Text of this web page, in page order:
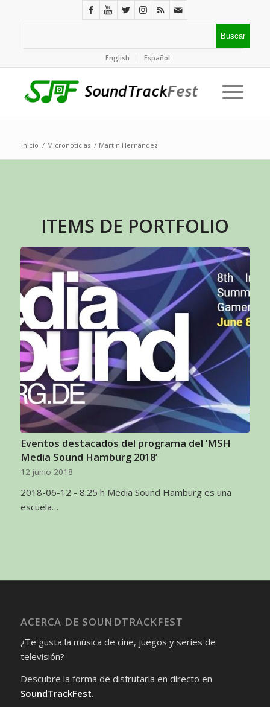
English Español
Inicio / Micronoticias / Martin Hernández
ITEMS DE PORTFOLIO
Eventos destacados del programa del ‘MSH
Media Sound Hamburg 2018’
12 junio 2018
2018-06-12 - 8:25 h Media Sound Hamburg es una
escuela…
ACERCA DE SOUNDTRACKFEST
¿Te gusta la música de cine, juegos y series de
televisión?
Descubre la forma de disfrutarla en directo en
SoundTrackFest.